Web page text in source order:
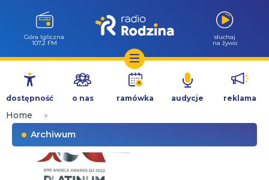
Przejdź
treści
Góra Igliczna
107.2 FM
słuchaj
na żywo
dostępność o nas ramówka audycje reklama
Home
»
Archiwum